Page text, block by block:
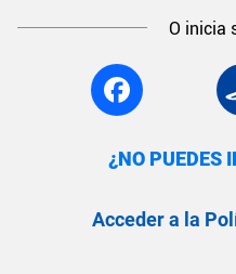
O inicia
¿NO PUEDES
Acceder a la